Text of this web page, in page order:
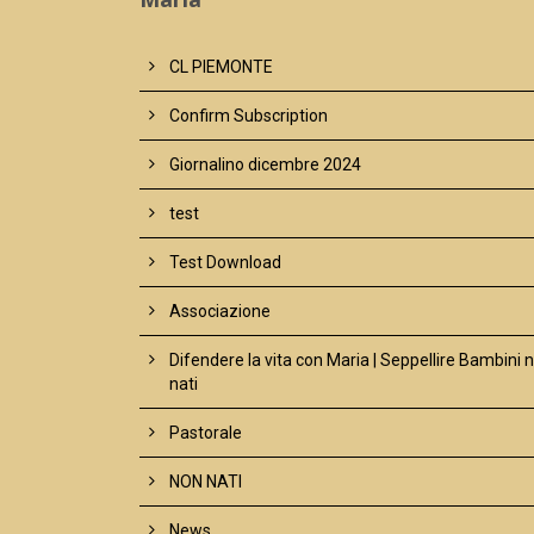
CL PIEMONTE
Confirm Subscription
Giornalino dicembre 2024
test
Test Download
Associazione
Difendere la vita con Maria | Seppellire Bambini
nati
Pastorale
NON NATI